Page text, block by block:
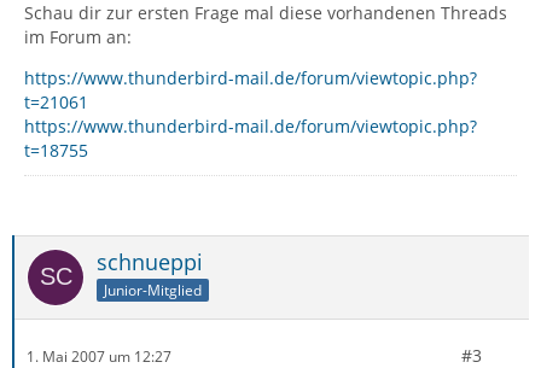
Schau dir zur ersten Frage mal diese vorhandenen Threads
im Forum an:
https://www.thunderbird-mail.de/forum/viewtopic.php?
t=21061
https://www.thunderbird-mail.de/forum/viewtopic.php?
t=18755
schnueppi
Junior-Mitglied
1. Mai 2007 um 12:27 #3